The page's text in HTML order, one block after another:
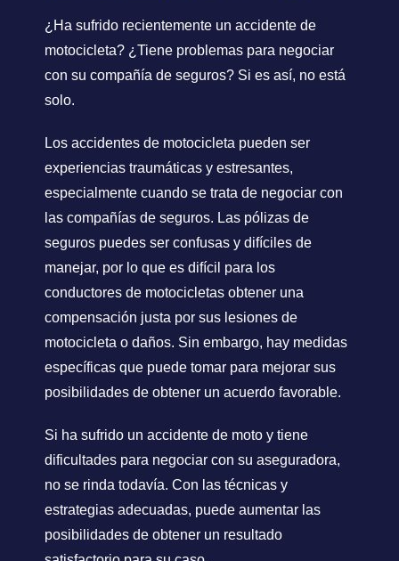
¿Ha sufrido recientemente un accidente de
motocicleta? ¿Tiene problemas para negociar
con su compañía de seguros? Si es así, no está
solo.
Los accidentes de motocicleta pueden ser
experiencias traumáticas y estresantes,
especialmente cuando se trata de negociar con
las compañías de seguros. Las pólizas de
seguros puedes ser confusas y difíciles de
manejar, por lo que es difícil para los
conductores de motocicletas obtener una
compensación justa por sus lesiones de
motocicleta o daños. Sin embargo, hay medidas
específicas que puede tomar para mejorar sus
posibilidades de obtener un acuerdo favorable.
Si ha sufrido un accidente de moto y tiene
dificultades para negociar con su aseguradora,
no se rinda todavía. Con las técnicas y
estrategias adecuadas, puede aumentar las
posibilidades de obtener un resultado